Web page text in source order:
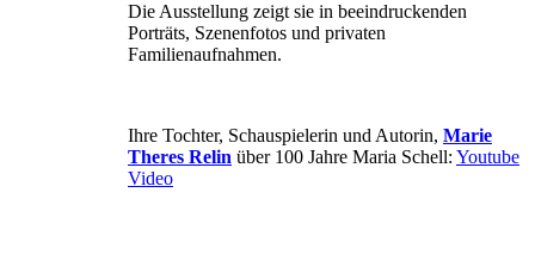
Die Ausstellung zeigt sie in beeindruckenden
Porträts, Szenenfotos und privaten
Familienaufnahmen.
Ihre Tochter, Schauspielerin und Autorin, Marie
Theres Relin über 100 Jahre Maria Schell: Youtube
Video